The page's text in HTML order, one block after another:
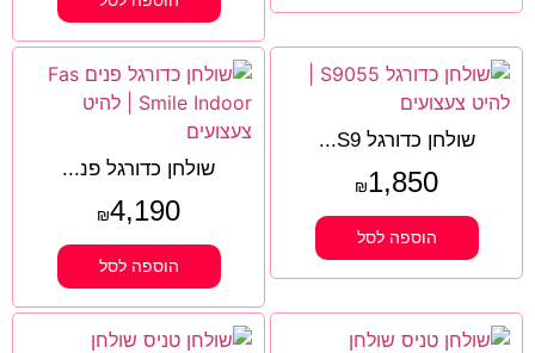
שולחן כדורגל S9...
₪1,850
הוספה לסל
שולחן כדורגל פנ...
₪4,190
הוספה לסל